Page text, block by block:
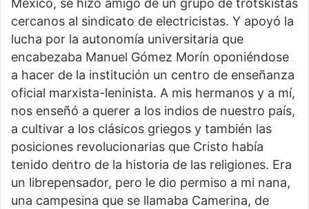
México, se hizo amigo de un grupo de trotskistas
cercanos al sindicato de electricistas. Y apoyó la
lucha por la autonomía universitaria que
encabezaba Manuel Gómez Morín oponiéndose
a hacer de la institución un centro de enseñanza
oficial marxista-leninista. A mis hermanos y a mí,
nos enseñó a querer a los indios de nuestro país,
a cultivar a los clásicos griegos y también las
posiciones revolucionarias que Cristo había
tenido dentro de la historia de las religiones. Era
un librepensador, pero le dio permiso a mi nana,
una campesina que se llamaba Camerina, de